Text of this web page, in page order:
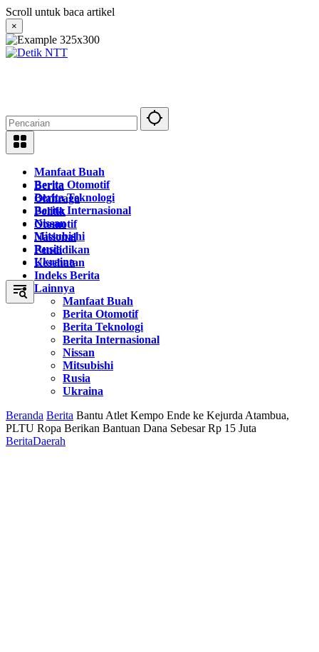
Langsung
ke
konten
Scroll untuk baca artikel
×
Manfaat Buah
Berita Otomotif
Berita Teknologi
Berita Internasional
Nissan
Mitsubishi
Rusia
Ukraina
Berita
Olahraga
Politik
Otomotif
Nasional
Pendidikan
Kesehatan
Indeks Berita
Lainnya
Manfaat Buah
Berita Otomotif
Berita Teknologi
Berita Internasional
Nissan
Mitsubishi
Rusia
Ukraina
Beranda Berita Bantu Atlet Kempo Ende ke Kejurda Atambua,
PLTU Ropa Berikan Bantuan Dana Sebesar Rp 15 Juta
BeritaDaerah